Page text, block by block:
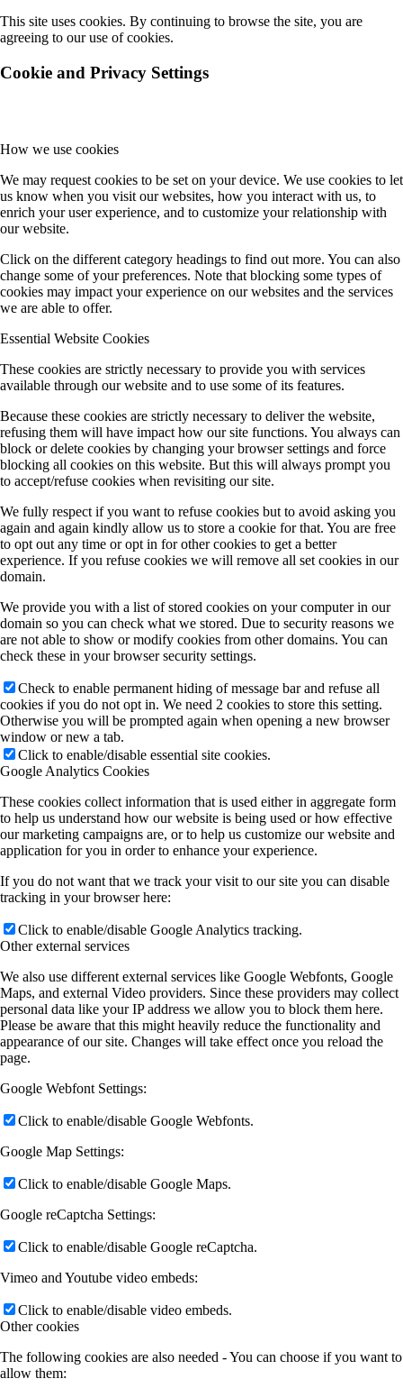
This site uses cookies. By continuing to browse the site, you are
agreeing to our use of cookies.
Cookie and Privacy Settings
How we use cookies
We may request cookies to be set on your device. We use cookies to let
us know when you visit our websites, how you interact with us, to
enrich your user experience, and to customize your relationship with
our website.
Click on the different category headings to find out more. You can also
change some of your preferences. Note that blocking some types of
cookies may impact your experience on our websites and the services
we are able to offer.
Essential Website Cookies
These cookies are strictly necessary to provide you with services
available through our website and to use some of its features.
Because these cookies are strictly necessary to deliver the website,
refusing them will have impact how our site functions. You always can
block or delete cookies by changing your browser settings and force
blocking all cookies on this website. But this will always prompt you
to accept/refuse cookies when revisiting our site.
We fully respect if you want to refuse cookies but to avoid asking you
again and again kindly allow us to store a cookie for that. You are free
to opt out any time or opt in for other cookies to get a better
experience. If you refuse cookies we will remove all set cookies in our
domain.
We provide you with a list of stored cookies on your computer in our
domain so you can check what we stored. Due to security reasons we
are not able to show or modify cookies from other domains. You can
check these in your browser security settings.
Check to enable permanent hiding of message bar and refuse all
cookies if you do not opt in. We need 2 cookies to store this setting.
Otherwise you will be prompted again when opening a new browser
window or new a tab.
Click to enable/disable essential site cookies.
Google Analytics Cookies
These cookies collect information that is used either in aggregate form
to help us understand how our website is being used or how effective
our marketing campaigns are, or to help us customize our website and
application for you in order to enhance your experience.
If you do not want that we track your visit to our site you can disable
tracking in your browser here:
Click to enable/disable Google Analytics tracking.
Other external services
We also use different external services like Google Webfonts, Google
Maps, and external Video providers. Since these providers may collect
personal data like your IP address we allow you to block them here.
Please be aware that this might heavily reduce the functionality and
appearance of our site. Changes will take effect once you reload the
page.
Google Webfont Settings:
Click to enable/disable Google Webfonts.
Google Map Settings:
Click to enable/disable Google Maps.
Google reCaptcha Settings:
Click to enable/disable Google reCaptcha.
Vimeo and Youtube video embeds:
Click to enable/disable video embeds.
Other cookies
The following cookies are also needed - You can choose if you want to
allow them: